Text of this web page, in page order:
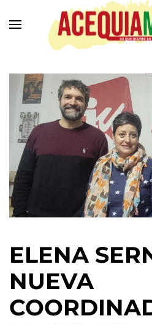
principal
ELENA
NUEVA